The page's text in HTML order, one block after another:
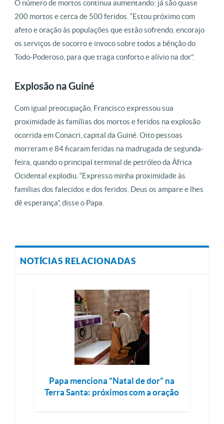
O número de mortos continua aumentando: já são quase
200 mortos e cerca de 500 feridos. “Estou próximo com
afeto e oração às populações que estão sofrendo, encorajo
os serviços de socorro e invoco sobre todos a bênção do
Todo-Poderoso, para que traga conforto e alívio na dor”.
Explosão na Guiné
Com igual preocupação, Francisco expressou sua
proximidade às famílias dos mortos e feridos na explosão
ocorrida em Conacri, capital da Guiné. Oito pessoas
morreram e 84 ficaram feridas na madrugada de segunda-
feira, quando o principal terminal de petróleo da África
Ocidental explodiu. “Expresso minha proximidade às
famílias dos falecidos e dos feridos. Deus os ampare e lhes
dê esperança”, disse o Papa.
NOTÍCIAS RELACIONADAS
Papa menciona “Natal de dor” na
Terra Santa: próximos com a oração